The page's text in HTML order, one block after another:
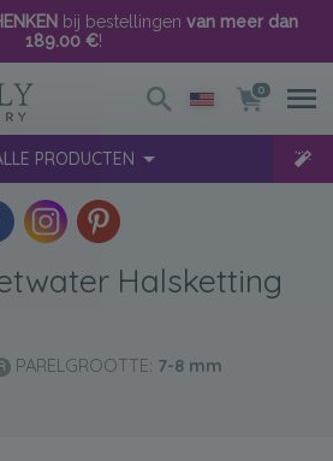
bij bestellingen van meer dan
189.00 €!
0
PRODUCTEN
Halsketting
PARELGROOTTE: 7-8 mm